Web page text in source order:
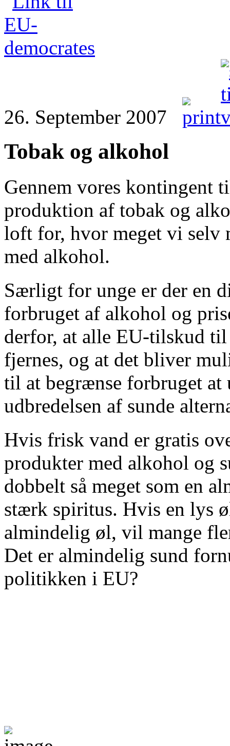
26. September 2007
Tobak og alkohol
Gennem vores
produktion af tobak og
loft for, hvor meget vi selv
med alkohol.
Særligt for unge er der en
forbruget af alkohol og
derfor, at alle EU-tilskud
fjernes, og at det bliver
til at begrænse forbruget at
udbredelsen af sunde
Hvis frisk vand er gratis
produkter med alkohol og
dobbelt så meget som en
stærk spiritus. Hvis en lys
almindelig øl, vil mange
Det er almindelig sund
politikken i EU?